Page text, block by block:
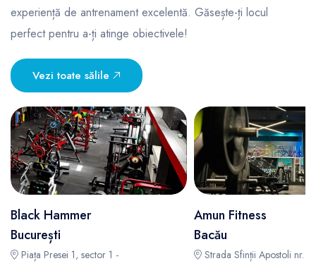
experiență de antrenament excelentă. Găsește-ți locul
perfect pentru a-ți atinge obiectivele!
Vezi toate sălile
Black Hammer
București
Piața Presei 1, sector 1 -
Amun Fitness
Bacău
Strada Sfinții Apostoli nr.